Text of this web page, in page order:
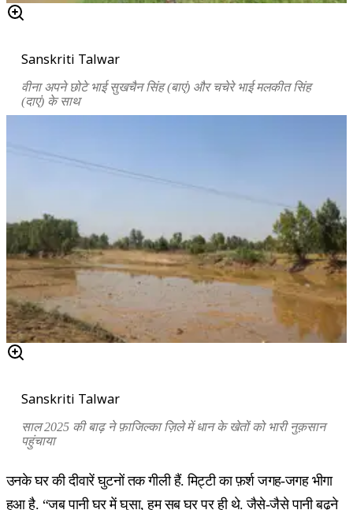
Sanskriti Talwar
वीना अपने छोटे भाई सुखचैन सिंह (बाएं) और चचेरे भाई मलकीत सिंह
(दाएं) के साथ
Sanskriti Talwar
साल 2025 की बाढ़ ने फ़ाजिल्का ज़िले में धान के खेतों को भारी नुक़सान
पहुंचाया
उनके घर की दीवारें घुटनों तक गीली हैं. मिट्टी का फ़र्श जगह-जगह भीगा
हुआ है. “जब पानी घर में घुसा, हम सब घर पर ही थे. जैसे-जैसे पानी बढ़ने